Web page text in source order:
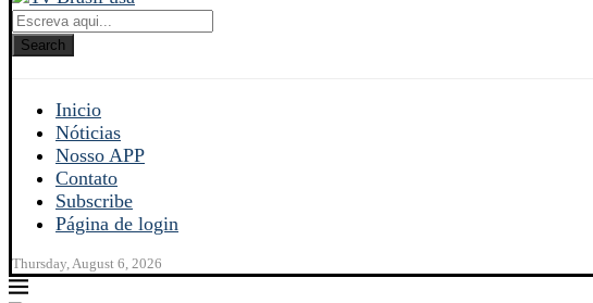
Search
Inicio
Nóticias
Nosso APP
Contato
Subscribe
Página de login
Thursday, August 6, 2026